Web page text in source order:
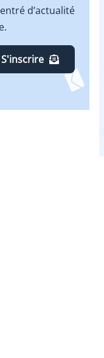
d’actualité
S'inscrire